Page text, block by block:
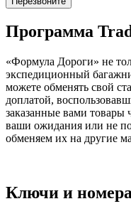
Программа
«Формула Дороги» не
экспедиционный
можете обменять свой
доплатой,
заказанные вами товары
ваши ожидания или не
обменяем их на другие
Ключи и